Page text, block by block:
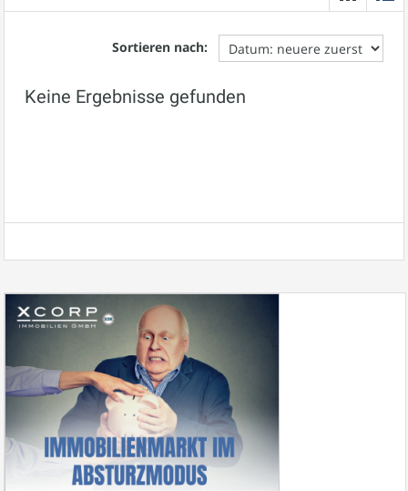
Sortieren nach:
Keine Ergebnisse gefunden